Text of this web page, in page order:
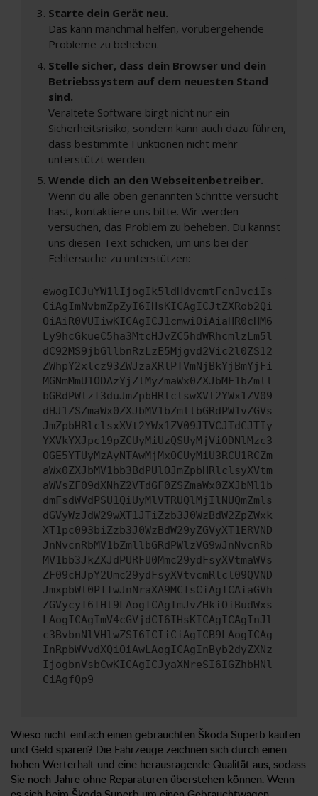
Starte dein Gerät neu.
Das kann manchmal helfen, vorübergehende
Probleme zu beheben.
Stelle sicher, dass dein Browser und dein
Betriebssystem auf dem neuesten Stand
sind.
Veraltete Software birgt nicht nur ein
Sicherheitsrisiko, sondern kann auch dazu führen,
dass bestimmte Funktionen nicht mehr
unterstützt werden.
Wende dich an den Webseitenbetreiber.
Wenn du alle oben genannten Schritte versucht
hast, kontaktiere uns bitte. Wir werden
versuchen, das Problem zu beheben. Du kannst
uns diesen Text schicken, um uns bei der
Fehlersuche zu unterstützen:
ewogICJuYW1lIjogIk5ldHdvcmtFcnJvciIs
CiAgImNvbmZpZyI6IHsKICAgICJtZXRob2Qi
OiAiR0VUIiwKICAgICJ1cmwiOiAiaHR0cHM6
Ly9hcGkueC5ha3MtcHJvZC5hdWRhcmlzLm5l
dC92MS9jbGllbnRzLzE5Mjgvd2Vic2l0ZS12
ZWhpY2xlcz93ZWJzaXRlPTVmNjBkYjBmYjFi
MGNmMmU1ODAzYjZlMyZmaWx0ZXJbMF1bZmll
bGRdPWlzT3duJmZpbHRlclswXVt2YWx1ZV09
dHJ1ZSZmaWx0ZXJbMV1bZmllbGRdPW1vZGVs
JmZpbHRlclsxXVt2YWx1ZV09JTVCJTdCJTIy
YXVkYXJpc19pZCUyMiUzQSUyMjViODNlMzc3
OGE5YTUyMzAyNTAwMjMxOCUyMiU3RCU1RCZm
aWx0ZXJbMV1bb3BdPUlOJmZpbHRlclsyXVtm
aWVsZF09dXNhZ2VTdGF0ZSZmaWx0ZXJbMl1b
dmFsdWVdPSU1QiUyMlVTRUQlMjIlNUQmZmls
dGVyWzJdW29wXT1JTiZzb3J0WzBdW2ZpZWxk
XT1pc093biZzb3J0WzBdW29yZGVyXT1ERVND
JnNvcnRbMV1bZmllbGRdPWlzVG9wJnNvcnRb
MV1bb3JkZXJdPURFU0Mmc29ydFsyXVtmaWVs
ZF09cHJpY2Umc29ydFsyXVtvcmRlcl09QVND
JmxpbWl0PTIwJnNraXA9MCIsCiAgICAiaGVh
ZGVycyI6IHt9LAogICAgImJvZHkiOiBudWxs
LAogICAgImV4cGVjdCI6IHsKICAgICAgInJl
c3BvbnNlVHlwZSI6ICIiCiAgICB9LAogICAg
InRpbWVvdXQiOiAwLAogICAgInByb2dyZXNz
IjogbnVsbCwKICAgICJyaXNreSI6IGZhbHNl
CiAgfQp9
Wieso nicht einfach einen gebrauchten Škoda Superb kaufen
und Geld sparen? Die Fahrzeuge zeichnen sich durch einen
hohen Werterhalt und eine herausragende Qualität aus, sodass
Sie noch Jahre ohne Reparaturen überstehen können. Wenn